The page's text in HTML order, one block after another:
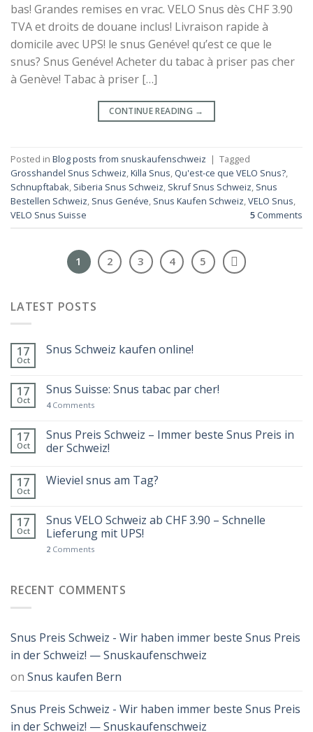
bas! Grandes remises en vrac. VELO Snus dès CHF 3.90
TVA et droits de douane inclus! Livraison rapide à
domicile avec UPS! le snus Genéve! qu’est ce que le
snus? Snus Genéve! Acheter du tabac à priser pas cher
à Genève! Tabac à priser […]
CONTINUE READING →
Posted in Blog posts from snuskaufenschweiz | Tagged
Grosshandel Snus Schweiz,Killa Snus, Qu'est-ce que VELO Snus?,
Schnupftabak, Siberia Snus Schweiz, Skruf Snus Schweiz, Snus
Bestellen Schweiz, Snus Genéve, Snus Kaufen Schweiz,VELO Snus,
VELO Snus Suisse
5 Comments
1 2 3 4 5
LATEST POSTS
17
Oct
Snus Schweiz kaufen online!
17
Oct
Snus Suisse: Snus tabac par cher!
4Comments
17
Oct
Snus Preis Schweiz – Immer beste Snus Preis in
der Schweiz!
17
Oct
Wieviel snus am Tag?
17
Oct
Snus VELO Schweiz ab CHF 3.90 – Schnelle
Lieferung mit UPS!
2 Comments
RECENT COMMENTS
Snus Preis Schweiz - Wir haben immer beste Snus Preis
in der Schweiz! — Snuskaufenschweiz
on Snus kaufen Bern
Snus Preis Schweiz - Wir haben immer beste Snus Preis
in der Schweiz! — Snuskaufenschweiz